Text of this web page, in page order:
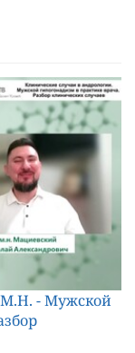
- Мужской